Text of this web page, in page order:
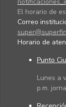
El horario de
Correo
Horario de
Punto
Lunes a
p.m.